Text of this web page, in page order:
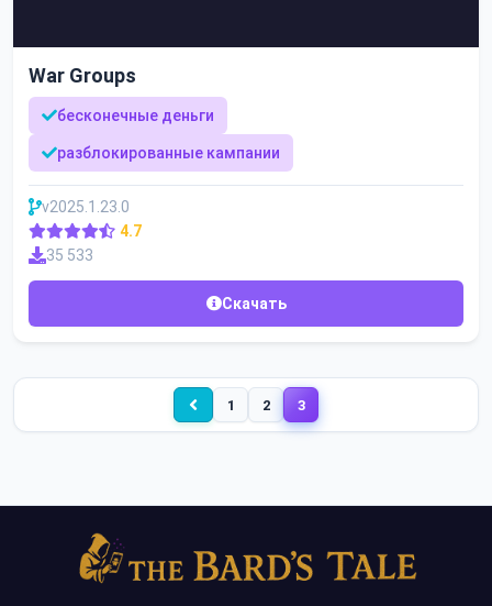
War Groups
бесконечные деньги
разблокированные кампании
v2025.1.23.0
4.7
35 533
Скачать
1 2 3